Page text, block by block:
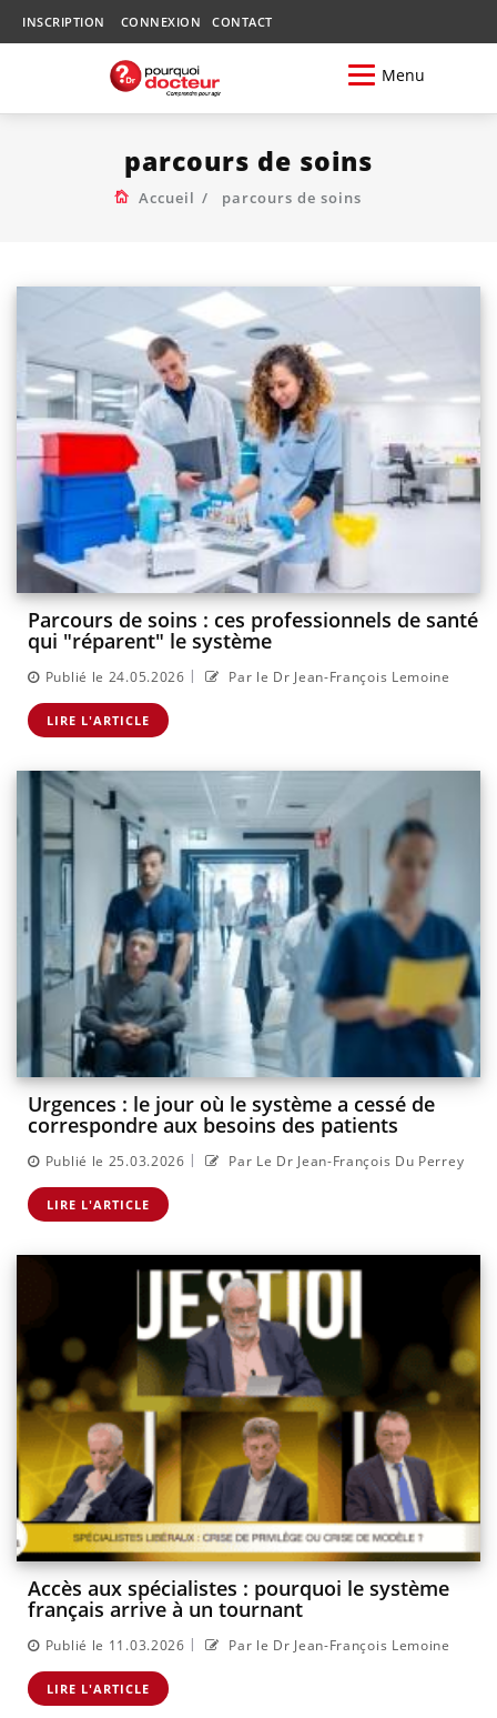
INSCRIPTION CONNEXION CONTACT
Menu
parcours de soins
Accueil parcours de soins
Parcours de soins : ces professionnels de santé
qui "réparent" le système
Publié le 24.05.2026 | Par le Dr Jean-François Lemoine
LIRE L'ARTICLE
Urgences : le jour où le système a cessé de
correspondre aux besoins des patients
Publié le 25.03.2026 | Par Le Dr Jean-François Du Perrey
LIRE L'ARTICLE
Accès aux spécialistes : pourquoi le système
français arrive à un tournant
Publié le 11.03.2026 | Par le Dr Jean-François Lemoine
LIRE L'ARTICLE